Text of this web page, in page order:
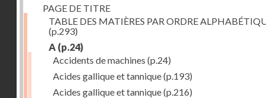
PAGE DE TITRE
TABLE DES MATIÈRES PAR ORDRE
(p.293)
A (p.24)
Accidents de machines (p.24)
Acides gallique et tannique(p.193)
Acides gallique et tannique(p.216)